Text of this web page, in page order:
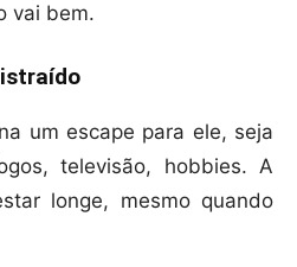
vai bem.
um escape para ele, seja
televisão, hobbies. A
longe, mesmo quando